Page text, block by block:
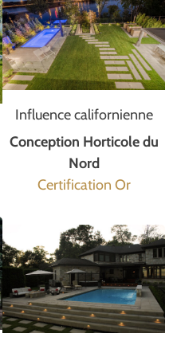
Influence californienne
Conception Horticole du
Nord
Certification Or